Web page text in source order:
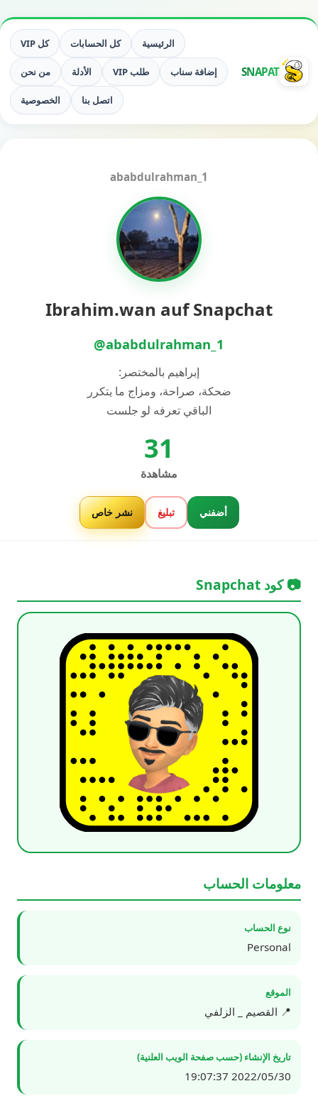
SNAPAT
الرئيسية كل الحسابات كل VIP
إضافة سناب طلب VIP الأدلة من نحن
اتصل بنا الخصوصية
ababdulrahman_1
Ibrahim.wan auf Snapchat
@ababdulrahman_1
إبراهيم بالمختصر:
ضحكة، صراحة، ومزاج ما يتكرر
الباقي تعرفه لو جلست
31
مشاهدة
أضفني تبليغ نشر خاص
📷 كود Snapchat
معلومات الحساب
نوع الحساب
Personal
الموقع
📍 القصيم _ الزلفي
تاريخ الإنشاء (حسب صفحة الويب العلنية)
2022/05/30 19:07:37